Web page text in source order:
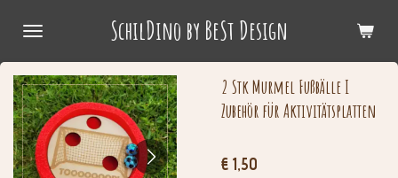
Hauptinhalt
springen
SchilDino by BeSt Design
2 Stk Murmel Fußbälle I
Zubehör für Aktivitätsplatten
€ 1,50